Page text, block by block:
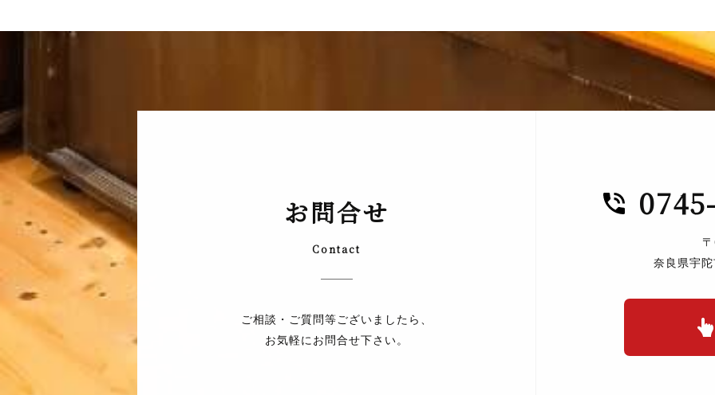
お問合せ
Contact
ご相談・ご質問等ございましたら、
お気軽にお問合せ下さい。
奈良県宇